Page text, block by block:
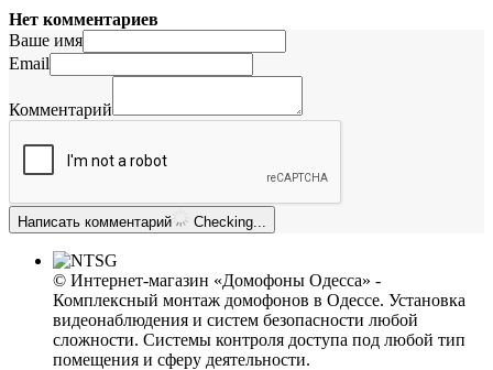
Нет комментариев
Ваше имя
Email
Комментарий
Написать комментарий Checking...
© Интернет-магазин «Домофоны Одесса» -
Комплексный монтаж домофонов в Одессе. Установка
видеонаблюдения и систем безопасности любой
сложности. Системы контроля доступа под любой тип
помещения и сферу деятельности.